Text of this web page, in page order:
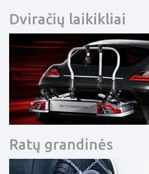
Dviračių laikikliai
Ratų grandinės